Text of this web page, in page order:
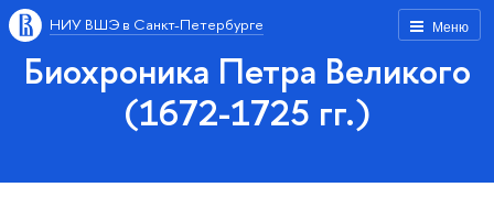
Меню
НИУ ВШЭ в Санкт-Петербурге
Биохроника Петра Великого
(1672-1725 гг.)